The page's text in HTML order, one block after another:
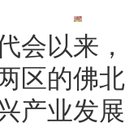
会以来
区的佛
产业发